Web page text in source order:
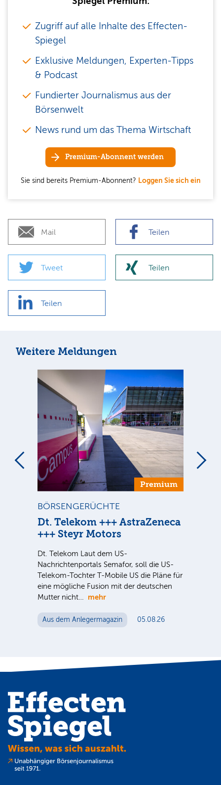
Zugriff auf alle Inhalte des Effecten-
Spiegel
Exklusive Meldungen, Experten-Tipps
& Podcast
Fundierter Journalismus aus der
Börsenwelt
News rund um das Thema Wirtschaft
Premium-Abonnent werden
Sie sind bereits Premium-Abonnent? Loggen Sie sich ein
Mail Teilen
Tweet Teilen
Teilen
Weitere Meldungen
Premium
BÖRSENGERÜCHTE
Dt. Telekom +++ AstraZeneca
+++ Steyr Motors
Dt. Telekom Laut dem US-
Nachrichtenportals Semafor, soll die US-
Telekom-Tochter T-Mobile US die Pläne für
eine mögliche Fusion mit der deutschen
Mutter nicht… mehr
Aus dem Anlegermagazin 05.08.26